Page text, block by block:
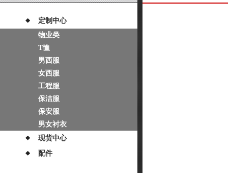
定制中心
物业类
T恤
男西服
女西服
工程服
保洁服
保安服
男女衬衣
现货中心
配件